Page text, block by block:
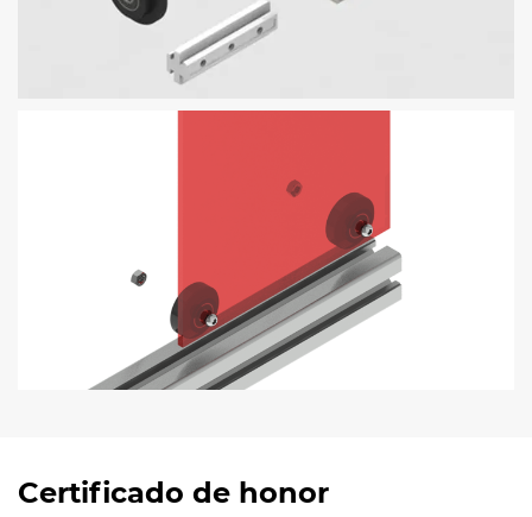
Certificado de honor